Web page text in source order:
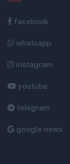
facebook
whatsapp
instagram
youtube
telegram
google news